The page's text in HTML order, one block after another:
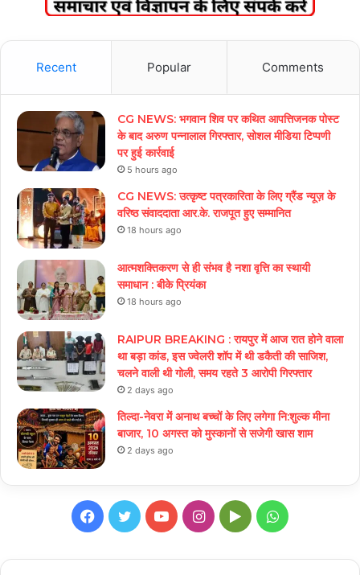
Recent Popular Comments
CG NEWS: भगवान शिव पर कथित आपत्तिजनक पोस्ट
के बाद अरुण पन्नालाल गिरफ्तार, सोशल मीडिया टिप्पणी
पर हुई कार्रवाई
5 hours ago
CG NEWS: उत्कृष्ट पत्रकारिता के लिए ग्रैंड न्यूज़ के
वरिष्ठ संवाददाता आर.के. राजपूत हुए सम्मानित
18 hours ago
आत्मशक्तिकरण से ही संभव है नशा वृत्ति का स्थायी
समाधान : बीके प्रियंका
18 hours ago
RAIPUR BREAKING : रायपुर में आज रात होने वाला
था बड़ा कांड, इस ज्वेलरी शॉप में थी डकैती की साजिश,
चलने वाली थी गोली, समय रहते 3 आरोपी गिरफ्तार
2 days ago
तिल्दा-नेवरा में अनाथ बच्चों के लिए लगेगा नि:शुल्क मीना
बाजार, 10 अगस्त को मुस्कानों से सजेगी खास शाम
2 days ago
Facebook
TwitterYouTubeInstagram
GoogleWhatsApp